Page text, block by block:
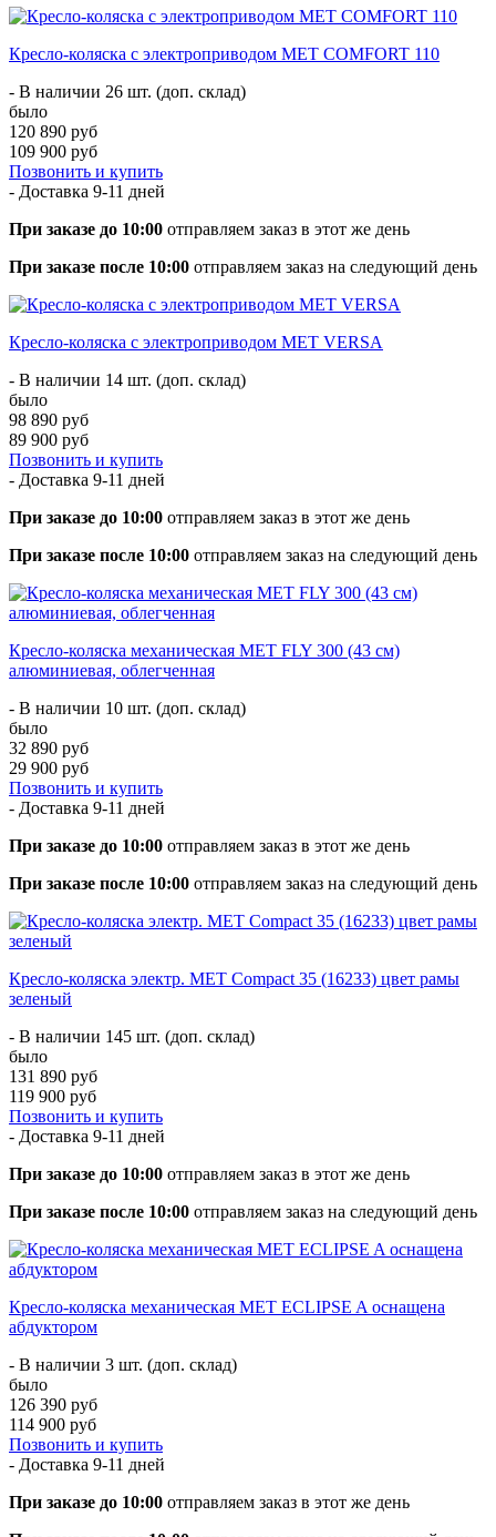
Кресло-коляска с электроприводом MET COMFORT 110
- В наличии 26 шт. (доп. склад)
было
120 890 руб
109 900 руб
Позвонить и купить
- Доставка 9-11 дней
При заказе до 10:00 отправляем заказ в этот же день
При заказе после 10:00 отправляем заказ на следующий день
Кресло-коляска с электроприводом MET VERSA
- В наличии 14 шт. (доп. склад)
было
98 890 руб
89 900 руб
Позвонить и купить
- Доставка 9-11 дней
При заказе до 10:00 отправляем заказ в этот же день
При заказе после 10:00 отправляем заказ на следующий день
Кресло-коляска механическая MET FLY 300 (43 см)
алюминиевая, облегченная
- В наличии 10 шт. (доп. склад)
было
32 890 руб
29 900 руб
Позвонить и купить
- Доставка 9-11 дней
При заказе до 10:00 отправляем заказ в этот же день
При заказе после 10:00 отправляем заказ на следующий день
Кресло-коляска электр. MET Compact 35 (16233) цвет рамы
зеленый
- В наличии 145 шт. (доп. склад)
было
131 890 руб
119 900 руб
Позвонить и купить
- Доставка 9-11 дней
При заказе до 10:00 отправляем заказ в этот же день
При заказе после 10:00 отправляем заказ на следующий день
Кресло-коляска механическая MET ECLIPSE A оснащена
абдуктором
- В наличии 3 шт. (доп. склад)
было
126 390 руб
114 900 руб
Позвонить и купить
- Доставка 9-11 дней
При заказе до 10:00 отправляем заказ в этот же день